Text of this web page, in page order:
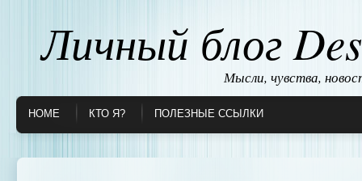
Личный блог
Мысли, чувства,
HOME КТО Я? ПОЛЕЗНЫЕ ССЫЛКИ